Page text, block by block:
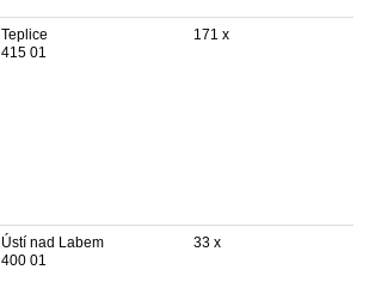
Teplice
415 01
171 x
Ústí nad Labem
400 01
33 x